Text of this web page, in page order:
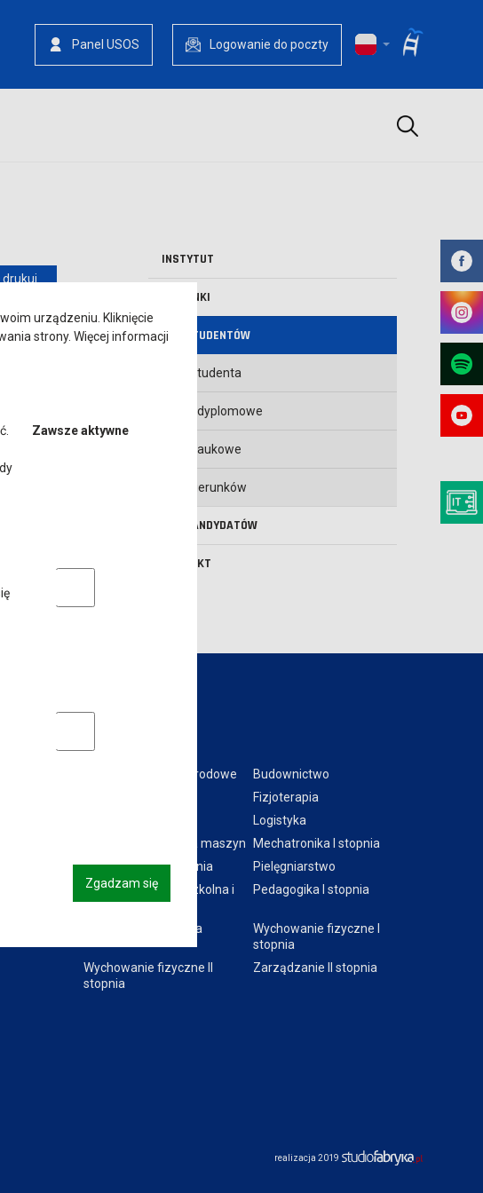
Panel USOS Logowanie do poczty
Szukaj
INSTYTUT
KIERUNKI
DLA STUDENTÓW
ABC Studenta
Prace dyplomowe
Koła Naukowe
Opis kierunków
DLA KANDYDATÓW
KONTAKT
Bezpieczeństwo narodowe
Budownictwo
Fizjoterapia
Logistyka
Mechanika i budowa maszyn
Mechatronika I stopnia
Mechatronika II stopnia
Pielęgniarstwo
Pedagogika przedszkolna i
wczesnoszkolna
Pedagogika I stopnia
Pedagogika II stopnia
Wychowanie fizyczne I
stopnia
Wychowanie fizyczne II
stopnia
Zarządzanie II stopnia
realizacja 2019
urządzeniu. Kliknięcie
strony. Więcej informacji
Zawsze aktywne
Analityczne pliki cookie
Marketingowe pliki cookies
Zgadzam się